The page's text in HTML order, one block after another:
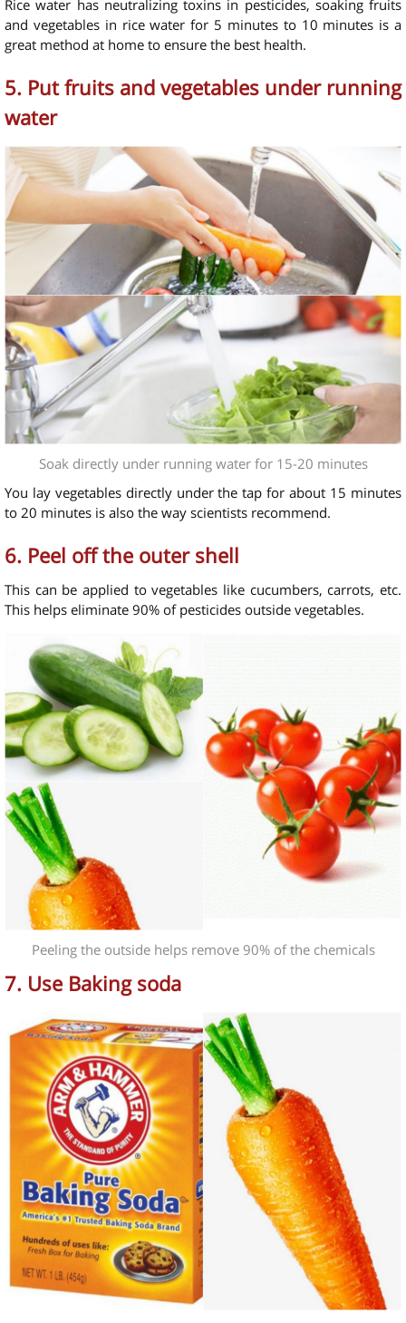
Rice water has neutralizing toxins in pesticides, soaking fruits
and vegetables in rice water for 5 minutes to 10 minutes is a
great method at home to ensure the best health.
5. Put fruits and vegetables under running
water
Soak directly under running water for 15-20 minutes
You lay vegetables directly under the tap for about 15 minutes
to 20 minutes is also the way scientists recommend.
6. Peel off the outer shell
This can be applied to vegetables like cucumbers, carrots, etc.
This helps eliminate 90% of pesticides outside vegetables.
Peeling the outside helps remove 90% of the chemicals
7. Use Baking soda